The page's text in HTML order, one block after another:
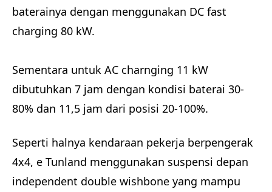
baterainya dengan menggunakan DC fast
charging 80 kW.
Sementara untuk AC charnging 11 kW
dibutuhkan 7 jam dengan kondisi baterai 30-
80% dan 11,5 jam dari posisi 20-100%.
Seperti halnya kendaraan pekerja berpengerak
4x4, e Tunland menggunakan suspensi depan
independent double wishbone yang mampu